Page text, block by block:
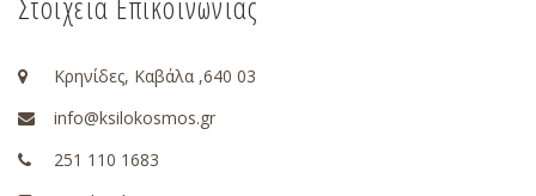
Κρηνίδες, Καβάλα ,640 03
info@ksilokosmos.gr
251 110 1683